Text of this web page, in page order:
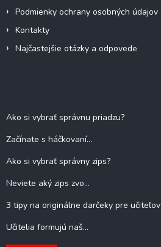
Podmienky ochrany osobných údajov
Kontakty
Najčastejšie otázky a odpovede
Ako si vybrať správnu priadzu?
Začínate s háčkovaní...
Ako si vybrať správny zips?
Neviete aký zips zvo...
3 tipy na originálne darčeky pre učiteľov
Učitelia formujú naš...